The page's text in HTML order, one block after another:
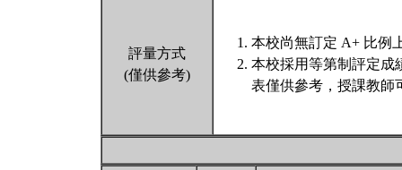
評量方式
(僅供參考)
本校尚無訂定 A+ 比例
本校採用等第制評定成
表僅供參考，授課教師